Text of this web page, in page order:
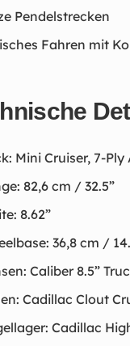
Pendelstrecken
Fahren mit
Mini Cruiser, 7-
82,6 cm / 32.5”
8.62”
36,8 cm /
Caliber 8.5”
Cadillac Clout
Cadillac